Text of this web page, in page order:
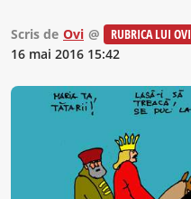
Scris de Ovi @
RUBRICA LUI OVI
16 mai 2016 15:42